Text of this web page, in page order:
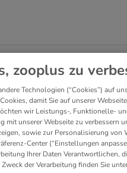
zooplus zu
Technologien (“Cookies”) auf
damit Sie auf unserer
wir Leistungs-, Funktionelle-
mit unserer Webseite zu verbessern
sowie zur Personalisierung von
Center (“Einstellungen
Ihrer Daten Verantwortlichen,
der Verarbeitung finden Sie